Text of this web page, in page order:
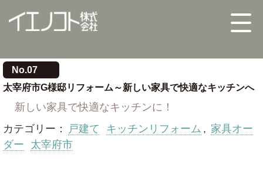
No.07
太宰府市G様邸リフォーム～新しい家具で快適なキッチンへ
新しい家具で快適なキッチンに！
カテゴリー：
戸建て キッチンリフォーム , 家具オー
ダー
太宰府市